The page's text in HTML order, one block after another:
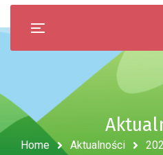
Home Aktualności